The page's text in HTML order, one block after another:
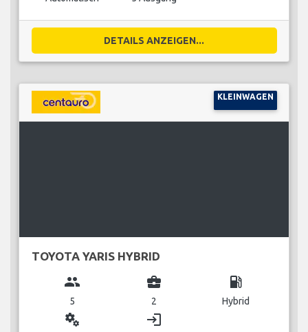
DETAILS ANZEIGEN...
KLEINWAGEN
TOYOTA YARIS HYBRID
group
5
business_center
2
local_gas_station
Hybrid
miscellaneous_services login